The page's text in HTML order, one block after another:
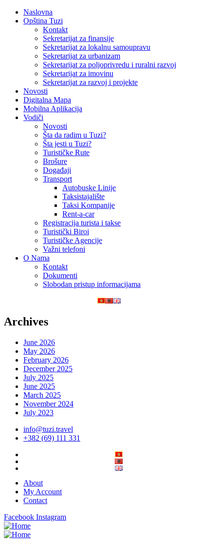
Naslovna
Opština Tuzi
Kontakt
Sekretarijat za finansije
Sekretarijat za lokalnu samoupravu
Sekretarijat za urbanizam
Sekretarijat za poljoprivredu i ruralni razvoj
Sekretarijat za imovinu
Sekretarijat za razvoj i projekte
Novosti
Digitalna Mapa
Mobilna Aplikacija
Vodiči
Novosti
Šta da radim u Tuzi?
Šta jesti u Tuzi?
Turističke Rute
Brošure
Događaji
Transport
Autobuske Linije
Taksistajalište
Taksi Kompanije
Rent-a-car
Registracija turista i takse
Turistički Biroi
Turističke Agencije
Važni telefoni
O Nama
Kontakt
Dokumenti
Slobodan pristup informacijama
Archives
June 2026
May 2026
February 2026
December 2025
July 2025
June 2025
March 2025
November 2024
July 2023
info@tuzi.travel
+382 (69) 111 331
About
My Account
Contact
Facebook Instagram